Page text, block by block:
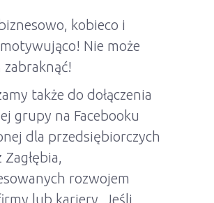
kobieco i
Nie może
zabraknąć!
także do dołączenia
grupy na Facebooku
dla przedsiębiorczych
rozwojem
lub kariery. Jeśli